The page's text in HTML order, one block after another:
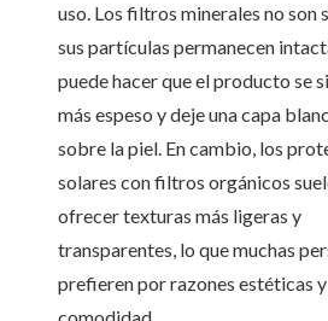
uso. Los filtros minerales no son
sus partículas permanecen
puede hacer que el producto se
más espeso y deje una capa
sobre la piel. En cambio, los
solares con filtros orgánicos
ofrecer texturas más ligeras y
transparentes, lo que muchas
prefieren por razones estéticas